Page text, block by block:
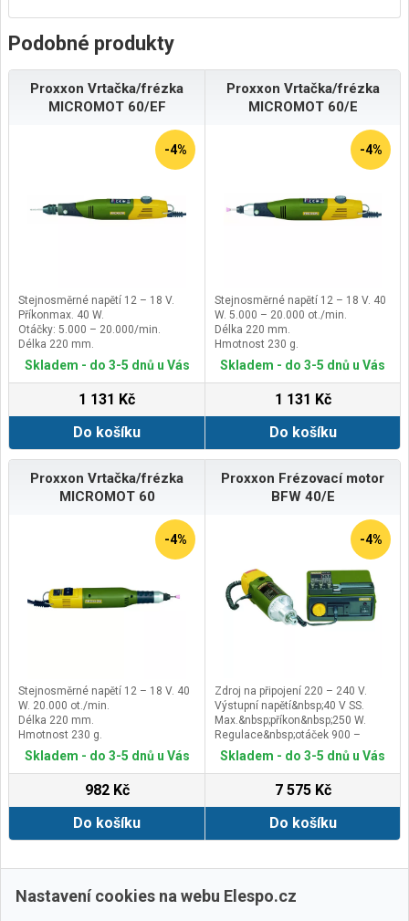
Podobné produkty
Proxxon Vrtačka/frézka
MICROMOT 60/EF
-4%
Stejnosměrné napětí 12 – 18 V.
Příkonmax. 40 W.
Otáčky: 5.000 – 20.000/min.
Délka 220 mm.
Skladem - do 3-5 dnů u Vás
1 131 Kč
Do košíku
Proxxon Vrtačka/frézka
MICROMOT 60/E
-4%
Stejnosměrné napětí 12 – 18 V. 40
W. 5.000 – 20.000 ot./min.
Délka 220 mm.
Hmotnost 230 g.
Skladem - do 3-5 dnů u Vás
1 131 Kč
Do košíku
Proxxon Vrtačka/frézka
MICROMOT 60
-4%
Stejnosměrné napětí 12 – 18 V. 40
W. 20.000 ot./min.
Délka 220 mm.
Hmotnost 230 g.
Skladem - do 3-5 dnů u Vás
982 Kč
Do košíku
Proxxon Frézovací motor
BFW 40/E
-4%
Zdroj na připojení 220 – 240 V.
Výstupní napětí&nbsp;40 V SS.
Max.&nbsp;příkon&nbsp;250 W.
Regulace&nbsp;otáček 900 –
&nbsp;6.000/min.
Skladem - do 3-5 dnů u Vás
7 575 Kč
Do košíku
Zobrazit další
Nastavení cookies na webu Elespo.cz